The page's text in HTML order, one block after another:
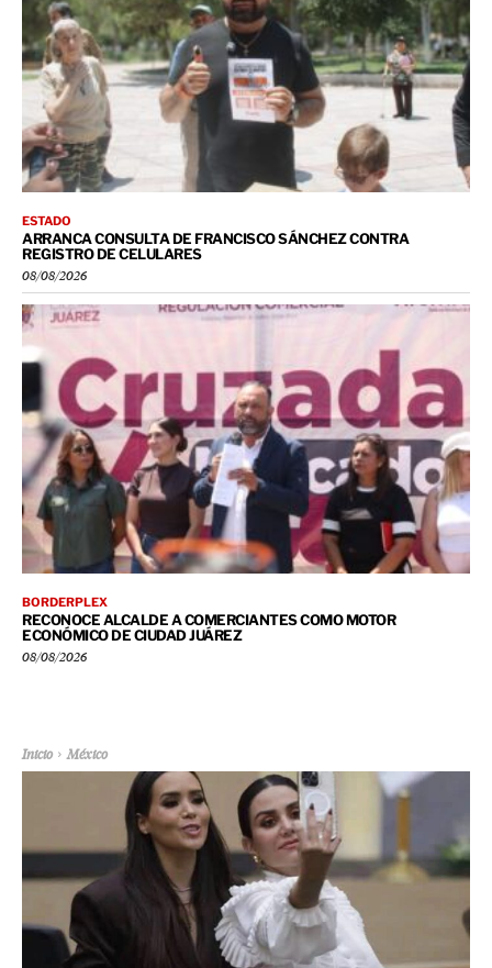
ESTADO
ARRANCA CONSULTA DE FRANCISCO SÁNCHEZ CONTRA
REGISTRO DE CELULARES
08/08/2026
BORDERPLEX
RECONOCE ALCALDE A COMERCIANTES COMO MOTOR
ECONÓMICO DE CIUDAD JUÁREZ
08/08/2026